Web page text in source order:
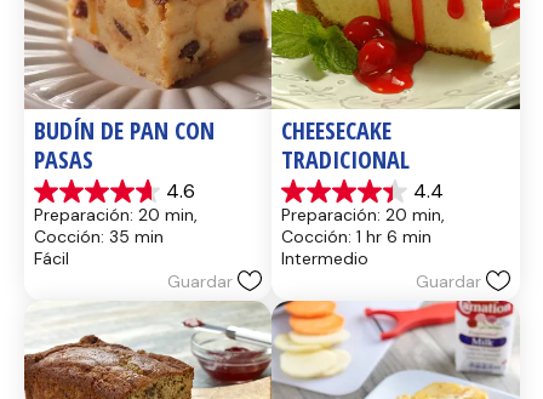
BUDÍN DE PAN CON
PASAS
4.6
4.6
de
5
estrellas.
reseñas
Preparación: 20 min,
Cocción: 35 min
Fácil
Guardar
CHEESECAKE
TRADICIONAL
4.4
4.4
de
5
estrellas.
reseñas
Preparación: 20 min,
Cocción: 1 hr 6 min
Intermedio
Guardar